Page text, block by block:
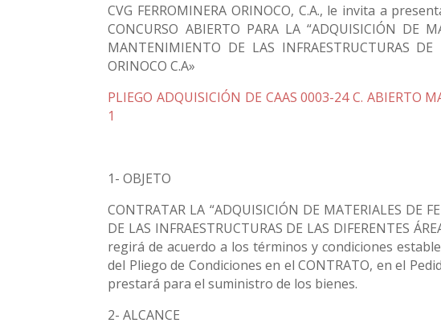
CVG FERROMINERA ORINOCO, C.A., le invita a
CONCURSO ABIERTO PARA LA “ADQUISICIÓN DE
MANTENIMIENTO DE LAS INFRAESTRUCTURAS DE
ORINOCO C.A»
PLIEGO ADQUISICIÓN DE CAAS 0003-24 C. ABIERTO
1
1- OBJETO
CONTRATAR LA “ADQUISICIÓN DE MATERIALES DE
DE LAS INFRAESTRUCTURAS DE LAS DIFERENTES
regirá de acuerdo a los términos y condiciones
del Pliego de Condiciones en el CONTRATO, en el
prestará para el suministro de los bienes.
2- ALCANCE